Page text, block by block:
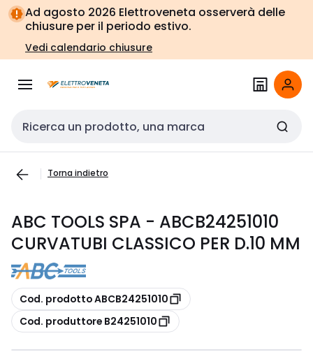
Vai alla
navigazione
Vai
alla
pagina
Ad agosto 2026 Elettroveneta osserverà delle
chiusure per il periodo estivo.
Vedi calendario chiusure
Cerca input
Torna indietro
ABC TOOLS SPA - ABCB24251010
CURVATUBI CLASSICO PER D.10 MM
copia
Cod. prodotto ABCB24251010
copia
Cod. produttore B24251010